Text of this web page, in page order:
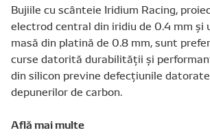
Bujiile cu scânteie Iridium Racing,
electrod central din iridiu de 0.4 mm şi
masă din platină de 0.8 mm, sunt
curse datorită durabilităţii şi
din silicon previne defecţiunile
depunerilor de carbon.
Află mai multe